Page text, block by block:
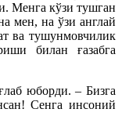
Менга кўзи тушган
мен, на ўзи англай
ва тушунмовчилик
билан ғазабга
юборди. – Бизга
Сенга инсоний